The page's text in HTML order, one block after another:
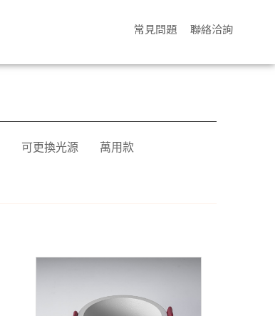
常見問題 聯絡洽詢
可更換光源 萬用款